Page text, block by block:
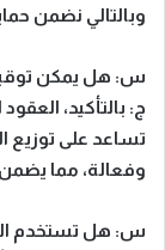
وبالتالي نضمن
س: هل يمكن
ج: بالتأكيد،
تساعد على توزيع
وفعالة، مما يضمن
س: هل تستخدم